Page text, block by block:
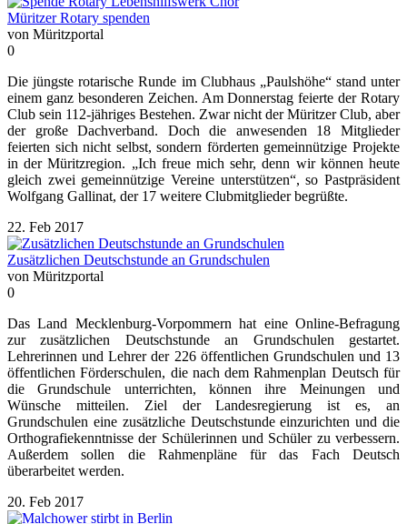
Müritzer Rotary spenden
von Müritzportal
0
Die jüngste rotarische Runde im Clubhaus „Paulshöhe“ stand unter
einem ganz besonderen Zeichen. Am Donnerstag feierte der Rotary
Club sein 112-jähriges Bestehen. Zwar nicht der Müritzer Club, aber
der große Dachverband. Doch die anwesenden 18 Mitglieder
feierten sich nicht selbst, sondern förderten gemeinnützige Projekte
in der Müritzregion. „Ich freue mich sehr, denn wir können heute
gleich zwei gemeinnützige Vereine unterstützen“, so Pastpräsident
Wolfgang Gallinat, der 17 weitere Clubmitglieder begrüßte.
22. Feb 2017
Zusätzlichen Deutschstunde an Grundschulen
von Müritzportal
0
Das Land Mecklenburg-Vorpommern hat eine Online-Befragung
zur zusätzlichen Deutschstunde an Grundschulen gestartet.
Lehrerinnen und Lehrer der 226 öffentlichen Grundschulen und 13
öffentlichen Förderschulen, die nach dem Rahmenplan Deutsch für
die Grundschule unterrichten, können ihre Meinungen und
Wünsche mitteilen. Ziel der Landesregierung ist es, an
Grundschulen eine zusätzliche Deutschstunde einzurichten und die
Orthografiekenntnisse der Schülerinnen und Schüler zu verbessern.
Außerdem sollen die Rahmenpläne für das Fach Deutsch
überarbeitet werden.
20. Feb 2017